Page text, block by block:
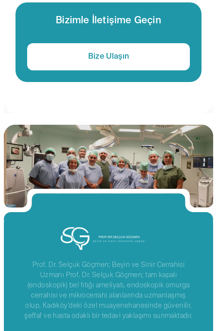
Bizimle İletişime Geçin
Bize Ulaşın
Prof. Dr. Selçuk Göçmen; Beyin ve Sinir Cerrahisi
Uzmanı Prof. Dr. Selçuk Göçmen; tam kapalı
(endoskopik) bel fıtığı ameliyatı, endoskopik omurga
cerrahisi ve mikrocerrahi alanlarında uzmanlaşmış
olup, Kadıköy’deki özel muayenehanesinde güvenilir,
şeffaf ve hasta odaklı bir tedavi yaklaşımı sunmaktadır.